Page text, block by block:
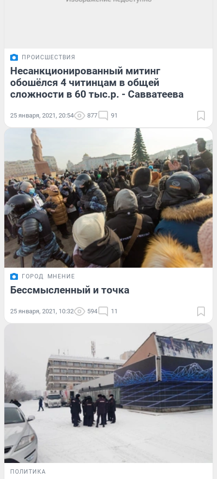
ПРОИСШЕСТВИЯ
Несанкционированный митинг
обошёлся 4 читинцам в общей
сложности в 60 тыс.р. - Савватеева
25 января, 2021, 20:54 877 91
ГОРОД МНЕНИЕ
Бессмысленный и точка
25 января, 2021, 10:32 594 11
ПОЛИТИКА